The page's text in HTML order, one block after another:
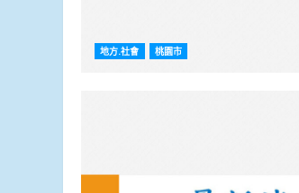
地方.社會 桃園市